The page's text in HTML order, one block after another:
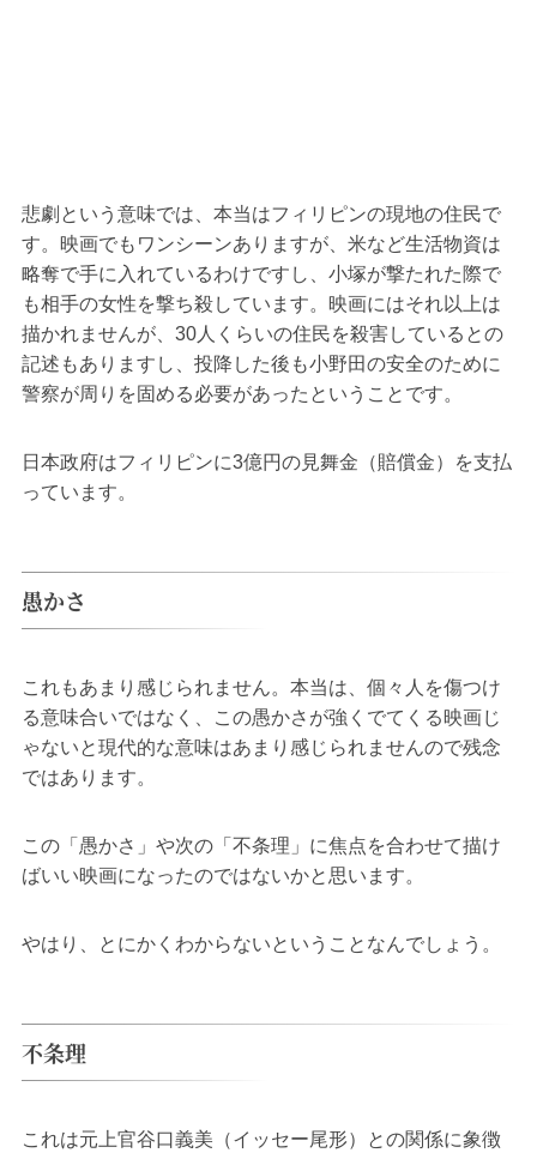
悲劇という意味では、本当はフィリピンの現地の住民で
す。映画でもワンシーンありますが、米など生活物資は
略奪で手に入れているわけですし、小塚が撃たれた際で
も相手の女性を撃ち殺しています。映画にはそれ以上は
描かれませんが、30人くらいの住民を殺害しているとの
記述もありますし、投降した後も小野田の安全のために
警察が周りを固める必要があったということです。
日本政府はフィリピンに3億円の見舞金（賠償金）を支払
っています。
愚かさ
これもあまり感じられません。本当は、個々人を傷つけ
る意味合いではなく、この愚かさが強くでてくる映画じ
ゃないと現代的な意味はあまり感じられませんので残念
ではあります。
この「愚かさ」や次の「不条理」に焦点を合わせて描け
ばいい映画になったのではないかと思います。
やはり、とにかくわからないということなんでしょう。
不条理
これは元上官谷口義美（イッセー尾形）との関係に象徴